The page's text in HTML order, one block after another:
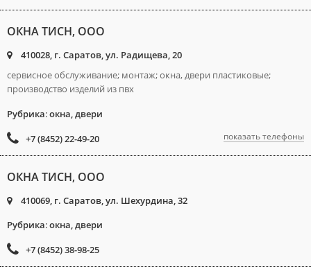
ОКНА ТИСН, ООО
410028, г. Саратов, ул. Радищева, 20
сервисное обслуживание; монтаж; окна, двери пластиковые;
производство изделий из пвх
Рубрика:окна, двери
+7 (8452) 22-49-20
показать телефоны
ОКНА ТИСН, ООО
410069, г. Саратов, ул. Шехурдина, 32
Рубрика:окна, двери
+7 (8452) 38-98-25